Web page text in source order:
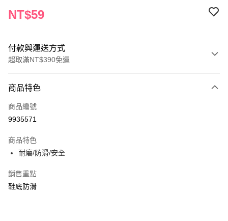
NT$59
付款與運送方式
超取滿NT$390免運
POYA支付
信用卡一次付款
LINE Pay
Apple Pay
街口支付
商品特色
商品編號
9935571
商品特色
耐磨/防滑/安全
銷售重點
鞋底防滑